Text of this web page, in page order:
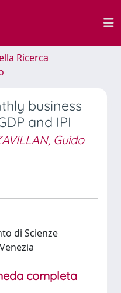
Ricerca
business
and IPI
Guido
di Scienze
completa